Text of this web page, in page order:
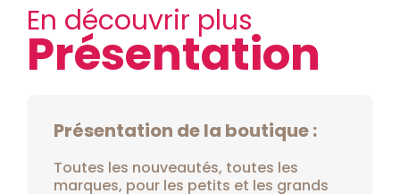
En découvrir plus
Présentation
Présentation de la boutique :
Toutes les nouveautés, toutes les
marques, pour les petits et les grands